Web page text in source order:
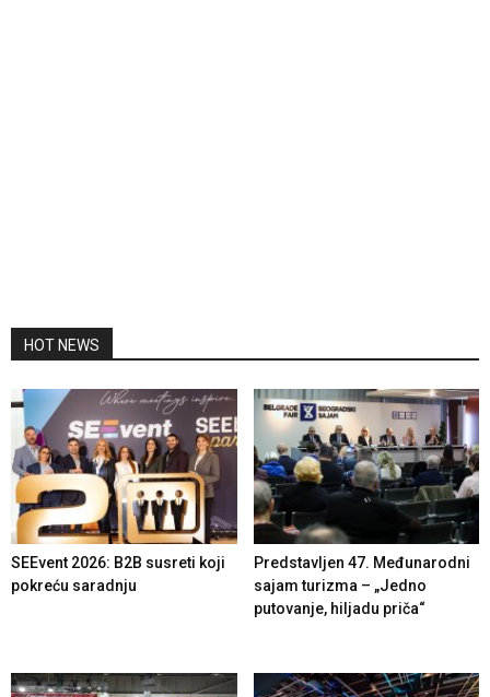
HOT NEWS
SEEvent 2026: B2B susreti koji
pokreću saradnju
Predstavljen 47. Međunarodni
sajam turizma – „Jedno
putovanje, hiljadu priča“